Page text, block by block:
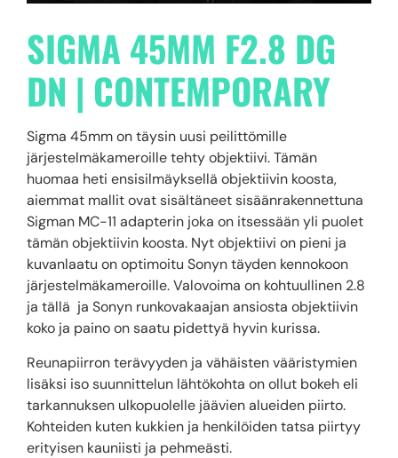
SIGMA 45MM F2.8 DG
DN | CONTEMPORARY
Sigma 45mm on täysin uusi peilittömille
järjestelmäkameroille tehty objektiivi. Tämän
huomaa heti ensisilmäyksellä objektiivin koosta,
aiemmat mallit ovat sisältäneet sisäänrakennettuna
Sigman MC-11 adapterin joka on itsessään yli puolet
tämän objektiivin koosta. Nyt objektiivi on pieni ja
kuvanlaatu on optimoitu Sonyn täyden kennokoon
järjestelmäkameroille. Valovoima on kohtuullinen 2.8
ja tällä ja Sonyn runkovakaajan ansiosta objektiivin
koko ja paino on saatu pidettyä hyvin kurissa.
Reunapiirron terävyyden ja vähäisten vääristymien
lisäksi iso suunnittelun lähtökohta on ollut bokeh eli
tarkannuksen ulkopuolelle jäävien alueiden piirto.
Kohteiden kuten kukkien ja henkilöiden tatsa piirtyy
erityisen kauniisti ja pehmeästi.